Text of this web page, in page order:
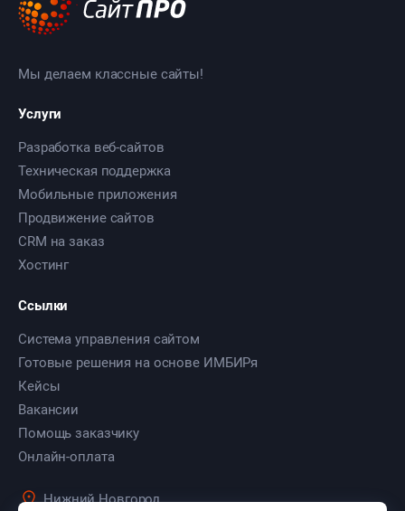
Мы делаем классные сайты!
Услуги
Разработка веб-сайтов
Техническая поддержка
Мобильные приложения
Продвижение сайтов
CRM на заказ
Хостинг
Ссылки
Система управления сайтом
Готовые решения на основе ИМБИРя
Кейсы
Вакансии
Помощь заказчику
Онлайн-оплата
Нижний Новгород